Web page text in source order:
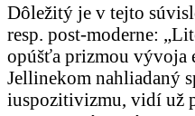
Dôležitý je v tejto
resp. post-moderne:
opúšťa prizmou vývoja
Jellinekom nahliadaný
iuspozitivizmu, vidí už